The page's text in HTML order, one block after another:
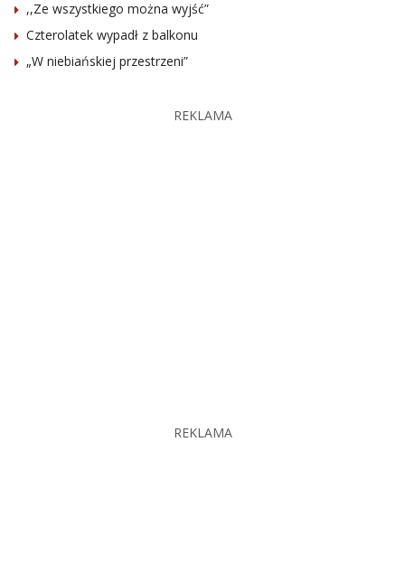
,,Ze wszystkiego można wyjść”
Czterolatek wypadł z balkonu
„W niebiańskiej przestrzeni”
REKLAMA
REKLAMA